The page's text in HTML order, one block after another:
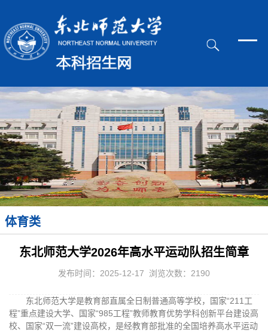
体育类
东北师范大学2026年高水平运动队招生简章
发布时间：2025-12-17 浏览次数： 2190
东北师范大学是教育部直属全日制普通高等学校，国家“211工
程”重点建设大学、国家“985工程”教师教育优势学科创新平台建设高
校、国家“双一流”建设高校，是经教育部批准的全国培养高水平运动